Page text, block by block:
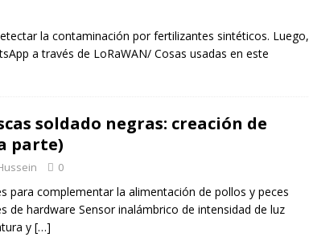
la contaminación por fertilizantes sintéticos. Luego,
a través de LoRaWAN/ Cosas usadas en este
soldado negras: creación de
parte)
0
para complementar la alimentación de pollos y peces
de hardware Sensor inalámbrico de intensidad de luz
y […]